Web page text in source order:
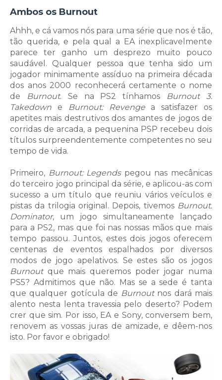
Ambos os Burnout
Ahhh, e cá vamos nós para uma série que nos é tão,
tão querida, e pela qual a EA inexplicavelmente
parece ter ganho um desprezo muito pouco
saudável. Qualquer pessoa que tenha sido um
jogador minimamente assíduo na primeira década
dos anos 2000 reconhecerá certamente o nome
de
Burnout. Se na PS2 tínhamos Burnout 3:
Takedown e Burnout: Revengea satisfazer os
apetites mais destrutivos dos amantes de jogos de
corridas de arcada, a pequenina PSP recebeu dois
títulos surpreendentemente competentes no seu
tempo de vida.
Primeiro, Burnout: Legendspegou nas mecânicas
do terceiro jogo principal da série, e aplicou-as com
sucesso a um título que reuniu vários veículos e
pistas da trilogia original. Depois, tivemos Burnout:
Dominator, um jogo simultaneamente lançado
para a PS2, mas que foi nas nossas mãos que mais
tempo passou. Juntos, estes dois jogos oferecem
centenas de eventos espalhados por diversos
modos de jogo apelativos. Se estes são os jogos
Burnoutque mais queremos poder jogar numa
PS5? Admitimos que não. Mas se a sede é tanta
que qualquer gotícula de Burnoutnos dará mais
alento nesta lenta travessia pelo deserto? Podem
crer que sim. Por isso, EA e Sony, conversem bem,
renovem as vossas juras de amizade, e dêem-nos
isto. Por favor e obrigado!